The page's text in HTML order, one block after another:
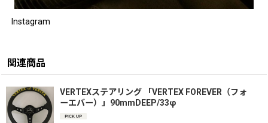
Instagram
関連商品
VERTEXステアリング 「VERTEX FOREVER（フォ
ーエバー）」90mmDEEP/33φ